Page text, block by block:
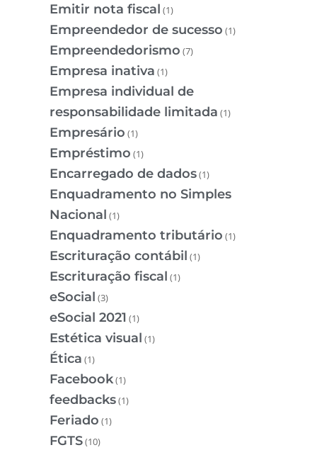
Emitir nota fiscal (1)
Empreendedor de sucesso (1)
Empreendedorismo (7)
Empresa inativa (1)
Empresa individual de
responsabilidade limitada (1)
Empresário (1)
Empréstimo (1)
Encarregado de dados(1)
Enquadramento no Simples
Nacional (1)
Enquadramento tributário (1)
Escrituração contábil (1)
Escrituração fiscal (1)
eSocial (3)
eSocial 2021 (1)
Estética visual (1)
Ética (1)
Facebook(1)
feedbacks(1)
Feriado (1)
FGTS(10)